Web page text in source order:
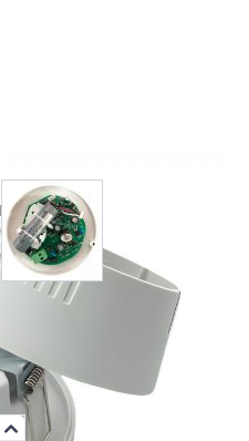
image
View larger image
IP20